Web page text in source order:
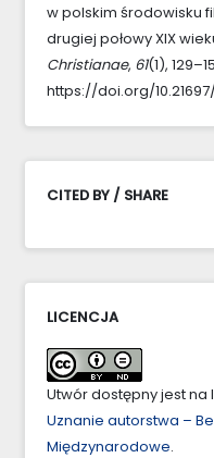
w polskim środowisku
drugiej połowy XIX
Christianae, 61(1),
https://doi.org/
CITED BY / SHARE
LICENCJA
Utwór dostępny jest na
Uznanie autorstwa –
Międzynarodowe.